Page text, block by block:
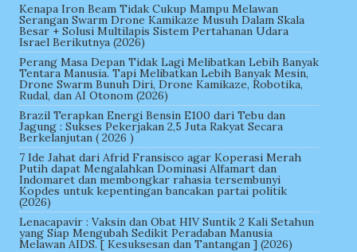
Kenapa Iron Beam Tidak Cukup Mampu Melawan
Serangan Swarm Drone Kamikaze Musuh Dalam Skala
Besar + Solusi Multilapis Sistem Pertahanan Udara
Israel Berikutnya (2026)
Perang Masa Depan Tidak Lagi Melibatkan Lebih Banyak
Tentara Manusia. Tapi Melibatkan Lebih Banyak Mesin,
Drone Swarm Bunuh Diri, Drone Kamikaze, Robotika,
Rudal, dan AI Otonom (2026)
Brazil Terapkan Energi Bensin E100 dari Tebu dan
Jagung : Sukses Pekerjakan 2,5 Juta Rakyat Secara
Berkelanjutan ( 2026 )
7 Ide Jahat dari Afrid Fransisco agar Koperasi Merah
Putih dapat Mengalahkan Dominasi Alfamart dan
Indomaret dan membongkar rahasia tersembunyi
Kopdes untuk kepentingan bancakan partai politik
(2026)
Lenacapavir : Vaksin dan Obat HIV Suntik 2 Kali Setahun
yang Siap Mengubah Sedikit Peradaban Manusia
Melawan AIDS. [ Kesuksesan dan Tantangan ] (2026)